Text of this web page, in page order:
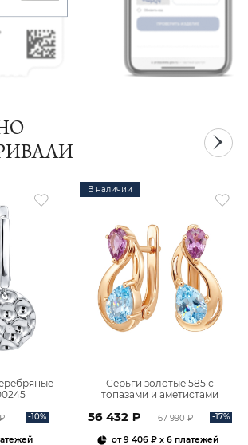
-10%
В наличии
Серьги золотые 585 с
топазами и аметистами
56 432 ₽ 67 990 ₽ -17%
от9 406 ₽x 6 платежей